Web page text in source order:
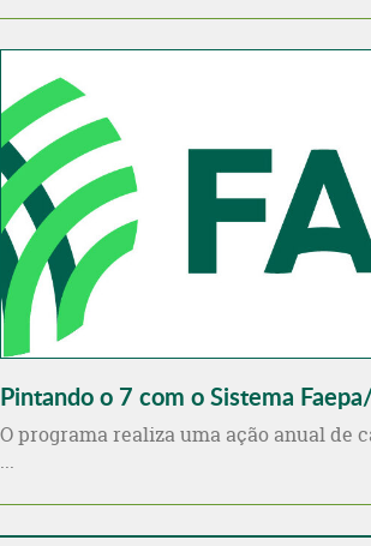
Pintando o 7 com o Sistema
O programa realiza uma ação anual de
...